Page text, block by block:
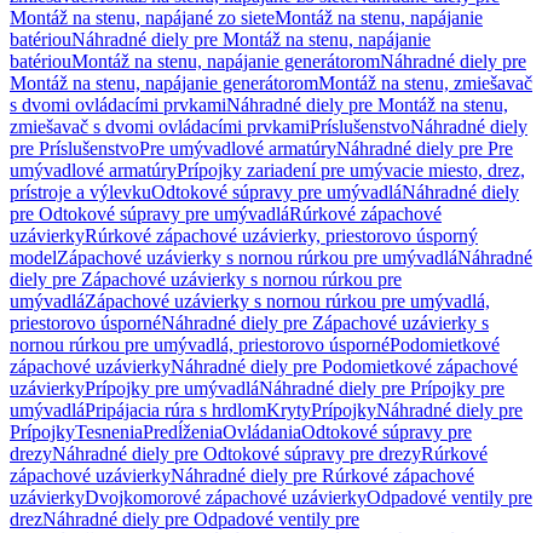
Montáž na stenu, napájané zo sieteMontáž na stenu, napájanie
batériouNáhradné diely pre Montáž na stenu, napájanie
batériouMontáž na stenu, napájanie generátoromNáhradné diely pre
Montáž na stenu, napájanie generátoromMontáž na stenu, zmiešavač
s dvomi ovládacími prvkamiNáhradné diely pre Montáž na stenu,
zmiešavač s dvomi ovládacími prvkamiPríslušenstvoNáhradné diely
pre PríslušenstvoPre umývadlové armatúryNáhradné diely pre Pre
umývadlové armatúryPrípojky zariadení pre umývacie miesto, drez,
prístroje a výlevkuOdtokové súpravy pre umývadláNáhradné diely
pre Odtokové súpravy pre umývadláRúrkové zápachové
uzávierkyRúrkové zápachové uzávierky, priestorovo úsporný
modelZápachové uzávierky s nornou rúrkou pre umývadláNáhradné
diely pre Zápachové uzávierky s nornou rúrkou pre
umývadláZápachové uzávierky s nornou rúrkou pre umývadlá,
priestorovo úspornéNáhradné diely pre Zápachové uzávierky s
nornou rúrkou pre umývadlá, priestorovo úspornéPodomietkové
zápachové uzávierkyNáhradné diely pre Podomietkové zápachové
uzávierkyPrípojky pre umývadláNáhradné diely pre Prípojky pre
umývadláPripájacia rúra s hrdlomKrytyPrípojkyNáhradné diely pre
PrípojkyTesneniaPredĺženiaOvládaniaOdtokové súpravy pre
drezyNáhradné diely pre Odtokové súpravy pre drezyRúrkové
zápachové uzávierkyNáhradné diely pre Rúrkové zápachové
uzávierkyDvojkomorové zápachové uzávierkyOdpadové ventily pre
drezNáhradné diely pre Odpadové ventily pre